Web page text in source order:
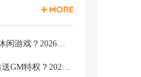
8月有哪些好玩的休闲游戏？2026休闲好玩的手游大全下载合集
哪一款三国手游白送GM特权？2026长期耐玩的三国手游GM版推荐